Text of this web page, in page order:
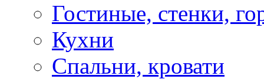
Гостиные, стенки,
Кухни
Спальни, кровати